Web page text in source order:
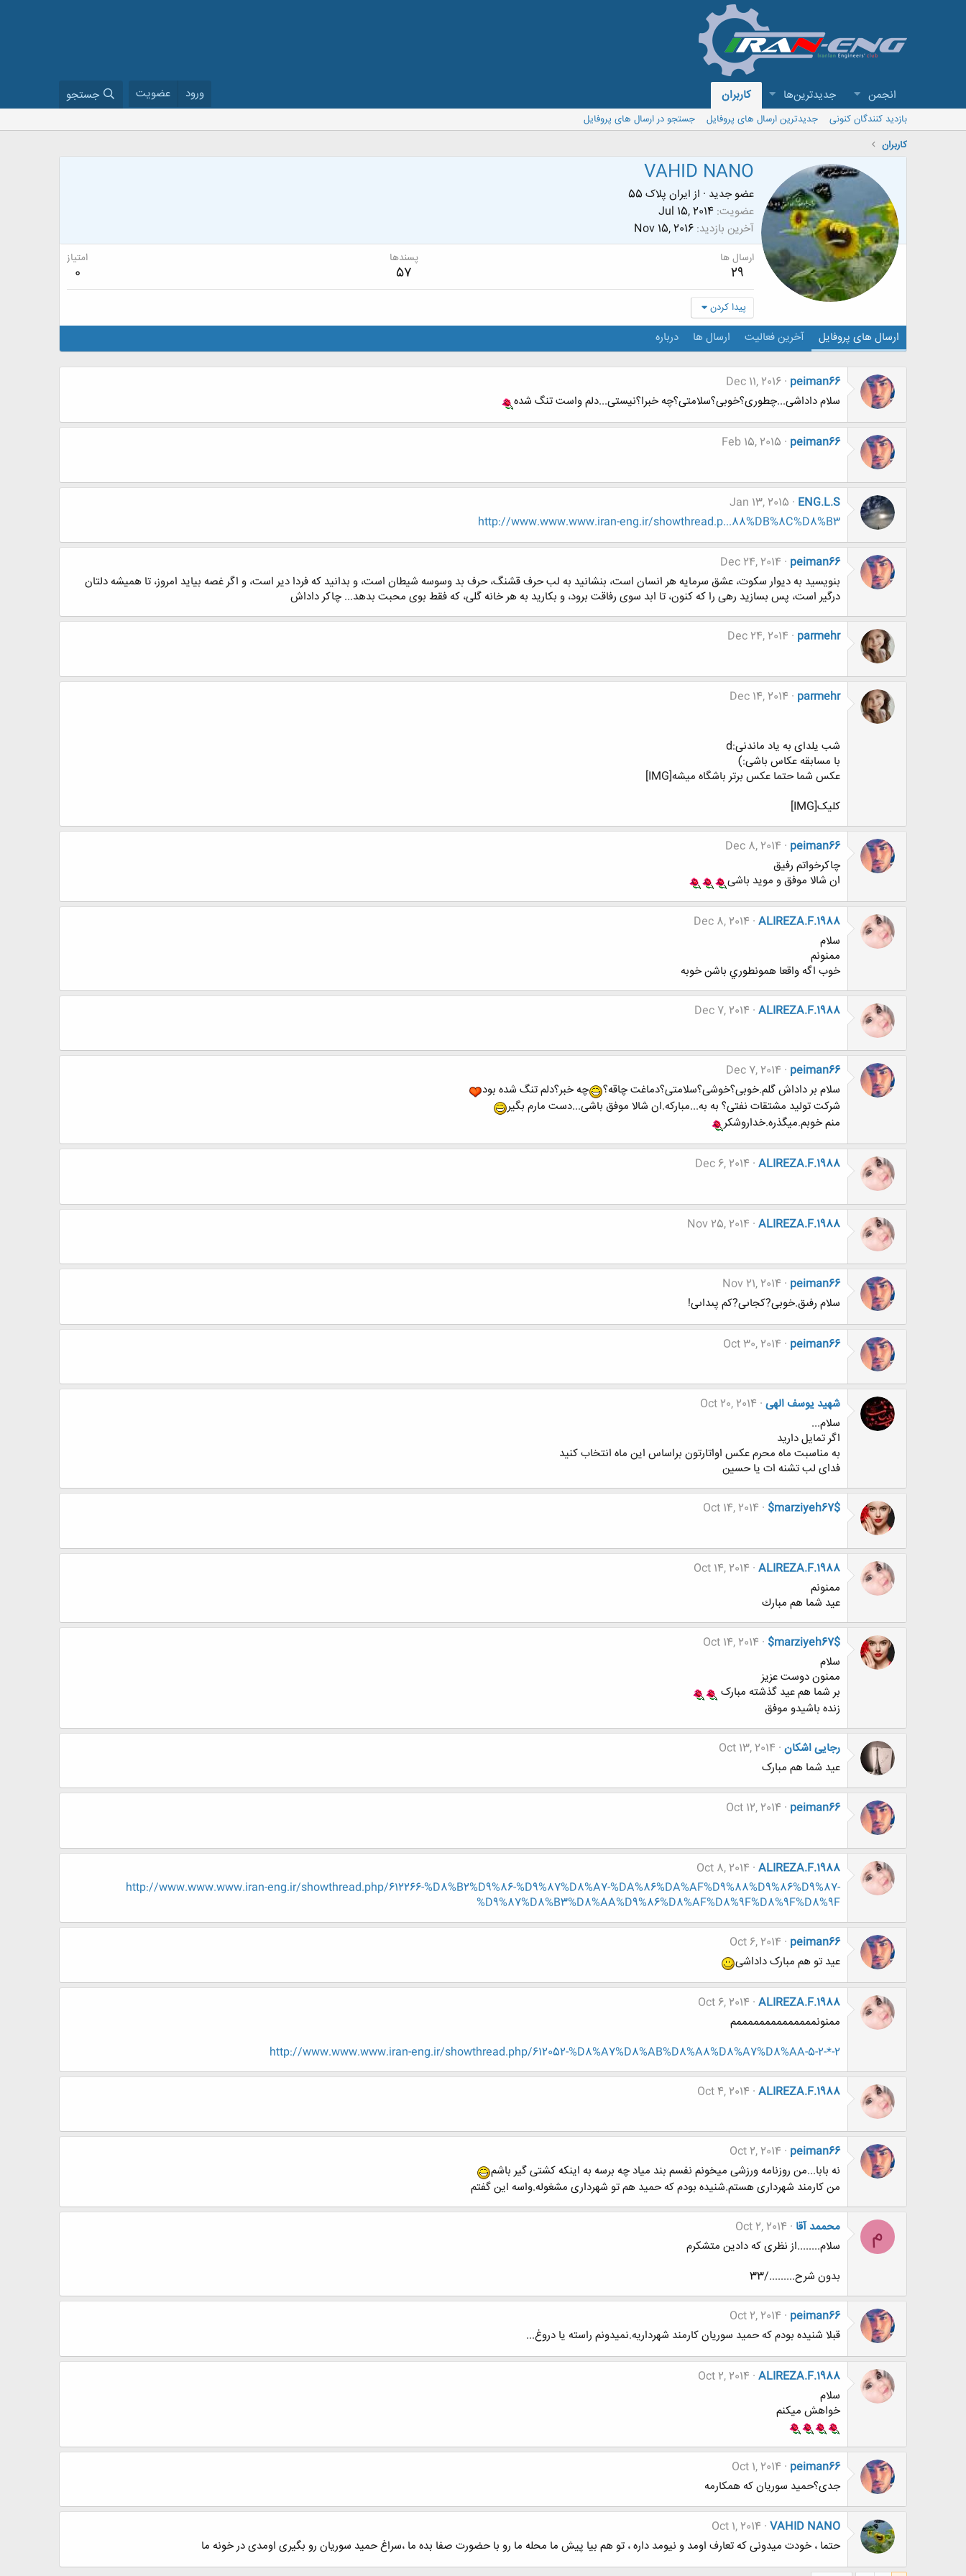
انجمن جدیدترین‌ها کاربران ورود عضویت جستجو
بازدید کنندگان کنونی جدیدترین ارسال های پروفایل
جستجو در ارسال های پروفایل
کاربران
VAHID NANO
عضو جدید · از ایران پلاک 55
عضویت Jul 15, 2014
آخرین بازدید Nov 15, 2016
ارسال ها
29
پسندها
57
امتیاز
0
پیدا کردن
ارسال های پروفایل آخرین فعالیت ارسال ها درباره
peiman66
Dec 11, 2016
سلام داداشی...چطوری؟خوبی؟سلامتی؟چه خبرا؟نیستی...دلم واست تنگ شده
peiman66
Feb 15, 2015
ENG.L.S
Jan 13, 2015
http://www.www.www.iran-eng.ir/showthread.p...88%DB%8C%D8%B3
peiman66
Dec 24, 2014
بنویسید به دیوار سکوت، عشق سرمایه هر انسان است، بنشانید به لب حرف قشنگ، حرف بد وسوسه شیطان است، و بدانید که فردا دیر است، و اگر غصه بیاید امروز، تا همیشه دلتان
درگیر است، پس بسازید رهی را که کنون، تا ابد سوی رفاقت برود، و بکارید به هر خانه گلی، که فقط بوی محبت بدهد... چاکر داداش
parmehr
Dec 24, 2014
parmehr
Dec 14, 2014
شب یلدای به یاد ماندنی:d
با مسابقه عکاس باشی:)
عکس شما حتما عکس برتر باشگاه میشه[IMG]
کلیک[IMG]
peiman66
Dec 8, 2014
چاکرخواتم رفیق
ان شالا موفق و موید باشی
ALIREZA.F.1988
Dec 8, 2014
سلام
ممنونم
خوب اگه واقعا همونطوري باشن خوبه
ALIREZA.F.1988
Dec 7, 2014
peiman66
Dec 7, 2014
سلام بر داداش گلم.خوبی؟خوشی؟سلامتی؟دماغت چاقه؟
چه خبر؟دلم تنگ شده بود
شرکت تولید مشتقات نفتی؟ به به...مبارکه.ان شالا موفق باشی...دست مارم بگیر
منم خوبم.میگذره.خداروشکر
ALIREZA.F.1988
Dec 6, 2014
ALIREZA.F.1988
Nov 25, 2014
peiman66
Nov 21, 2014
سلام رفىق.خوبى?کجاىى?کم پىداىى!
peiman66
Oct 30, 2014
شهید یوسف الهی Oct 20, 2014
سلام...
اگر تمایل دارید
به مناسبت ماه محرم عکس اواتارتون براساس این ماه انتخاب کنید
فدای لب تشنه ات یا حسین
$marziyeh67$
Oct 14, 2014
ALIREZA.F.1988
Oct 14, 2014
ممنونم
عيد شما هم مبارك
$marziyeh67$
Oct 14, 2014
سلام
ممنون دوست عزیز
بر شما هم عید گذشته مبارک
زنده باشیدو موفق
رجایی اشکان Oct 13, 2014
عید شما هم مبارک
peiman66
Oct 12, 2014
ALIREZA.F.1988
Oct 8, 2014
http://www.www.www.iran-eng.ir/showthread.php/612266-%D8%B2%D9%86-%D9%87%D8%A7-%DA%86%DA%AF%D9%88%D9%86%D9%87-
%D9%87%D8%B3%D8%AA%D9%86%D8%AF%D8%9F%D8%9F%D8%9F
peiman66
Oct 6, 2014
عید تو هم مبارک داداشی
ALIREZA.F.1988
Oct 6, 2014
ممنونممممممممممممممم
http://www.www.www.iran-eng.ir/showthread.php/612052-%D8%A7%D8%AB%D8%A8%D8%A7%D8%AA-5-2-*-2
ALIREZA.F.1988
Oct 4, 2014
peiman66
Oct 2, 2014
نه بابا...من روزنامه ورزشی میخونم نفسم بند میاد چه برسه به اینکه کشتی گیر باشم
من کارمند شهرداری هستم.شنیده بودم که حمید هم تو شهرداری مشغوله.واسه این گفتم
م محممد آقا Oct 2, 2014
سلام........از نظری که دادین متشکرم
بدون شرح........./33
peiman66
Oct 2, 2014
قبلا شنیده بودم که حمید سوریان کارمند شهرداریه.نمیدونم راسته یا دروغ...
ALIREZA.F.1988
Oct 2, 2014
سلام
خواهش ميكنم
peiman66
Oct 1, 2014
جدی؟حمید سوریان که همکارمه
VAHID NANO
Oct 1, 2014
حتما ، خودت میدونی که تعارف اومد و نیومد داره ، تو هم بیا پیش ما محله ما رو با حضورت صفا بده ما ،سراغ حمید سوریان رو بگیری اومدی در خونه ما